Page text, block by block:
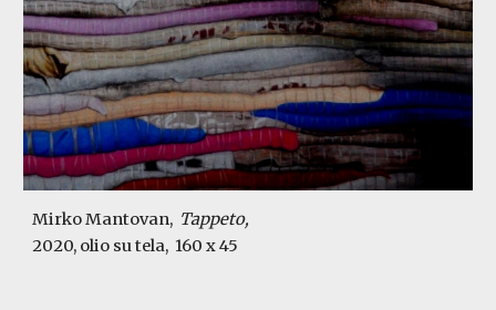
Mirko Mantovan, Tappeto,
2020, olio su tela, 160 x 45